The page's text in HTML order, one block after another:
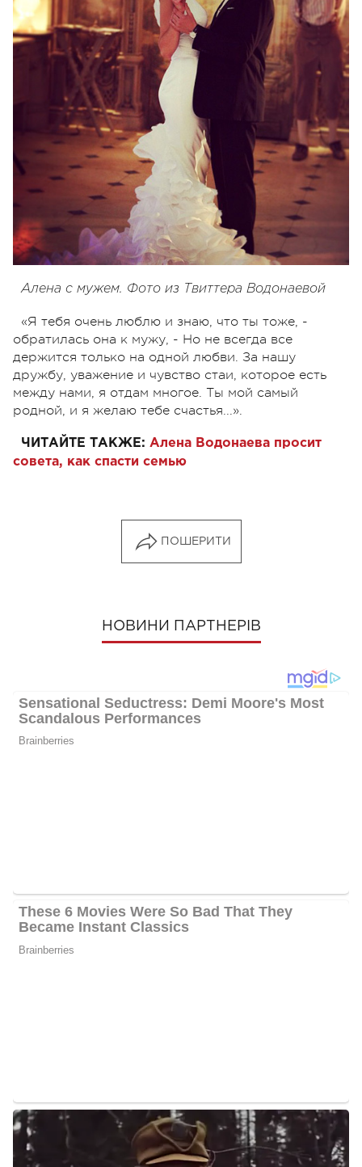
Алена с мужем. Фото из Твиттера Водонаевой
«Я тебя очень люблю и знаю, что ты тоже, -
обратилась она к мужу, - Но не всегда все
держится только на одной любви. За нашу
дружбу, уважение и чувство стаи, которое есть
между нами, я отдам многое. Ты мой самый
родной, и я желаю тебе счастья...».
ЧИТАЙТЕ ТАКЖЕ: Алена Водонаева просит
совета, как спасти семью
ПОШЕРИТИ
НОВИНИ ПАРТНЕРІВ